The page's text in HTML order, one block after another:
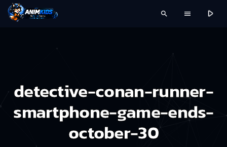
search menu play_arrow
detective-conan-runner-
smartphone-game-ends-
october-30